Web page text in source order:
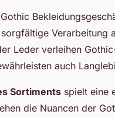
Verarbeitung
Leder verleihen
auch
Sortiments spielt eine
die Nuancen der